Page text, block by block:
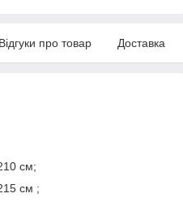
Відгуки про товар Доставка
см;
см ;